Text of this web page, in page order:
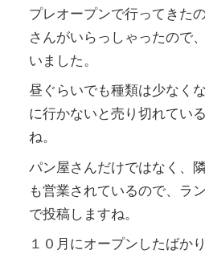
プレオープンで行ってきた
さんがいらっしゃったので
いました。
昼ぐらいでも種類は少なく
に行かないと売り切れてい
ね。
パン屋さんだけではなく、
も営業されているので、ラ
で投稿しますね。
１０月にオープンしたばか